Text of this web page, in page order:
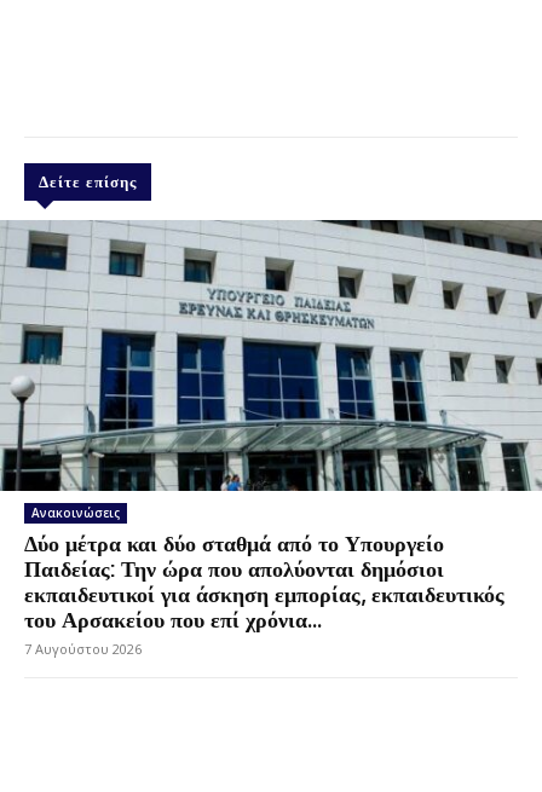
Δείτε επίσης
Ανακοινώσεις
Δύο μέτρα και δύο σταθμά από το Υπουργείο
Παιδείας: Την ώρα που απολύονται δημόσιοι
εκπαιδευτικοί για άσκηση εμπορίας, εκπαιδευτικός
του Αρσακείου που επί χρόνια...
7 Αυγούστου 2026